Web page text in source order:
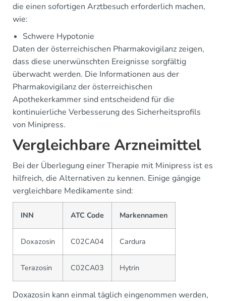
die einen sofortigen Arztbesuch erforderlich machen,
wie:
Schwere Hypotonie
Daten der österreichischen Pharmakovigilanz zeigen,
dass diese unerwünschten Ereignisse sorgfältig
überwacht werden. Die Informationen aus der
Pharmakovigilanz der österreichischen
Apothekerkammer sind entscheidend für die
kontinuierliche Verbesserung des Sicherheitsprofils
von Minipress.
Vergleichbare Arzneimittel
Bei der Überlegung einer Therapie mit Minipress ist es
hilfreich, die Alternativen zu kennen. Einige gängige
vergleichbare Medikamente sind:
INN ATC Code Markennamen
Doxazosin C02CA04 Cardura
Terazosin C02CA03 Hytrin
Doxazosin kann einmal täglich eingenommen werden,